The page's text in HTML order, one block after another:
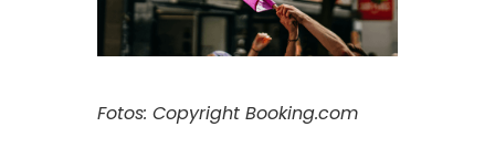
Fotos: Copyright Booking.com